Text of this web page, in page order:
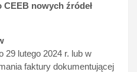
CEEB nowych źródeł
29 lutego 2024 r. lub w
faktury dokumentującej